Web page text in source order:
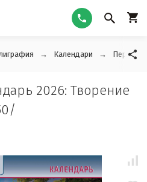
Календари
2026: Творение